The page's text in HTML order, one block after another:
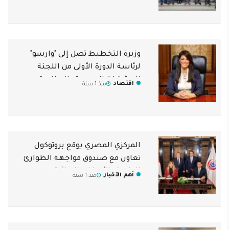
وزيرة التخطيط تصل إلى "وارسو"
لرئاسة الدورة الأولى من اللجنة
المشتركة المصرية- البولندية
اقتصاد منذ 1 سنة
المركزي المصري يوقع بروتوكول
تعاون مع صندوق مواجهة الطوارئ
الطبية والأمراض الوراثية
أهم الأخبار منذ 1 سنة